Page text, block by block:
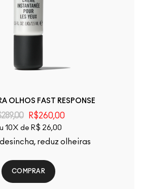
OLHOS FAST RESPONSE
R$260,00
10X de R$ 26,00
desincha, reduz olheiras
COMPRAR